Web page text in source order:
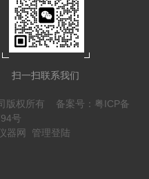
扫一扫联系我们
版权所有 备案号：粤ICP备
号
器网 管理登陆